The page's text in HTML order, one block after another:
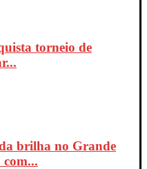
torneio de
brilha no Grande